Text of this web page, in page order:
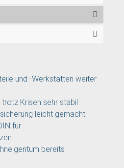
und -Werkstätten weiter
Krisen sehr stabil
leicht gemacht
für
bereits